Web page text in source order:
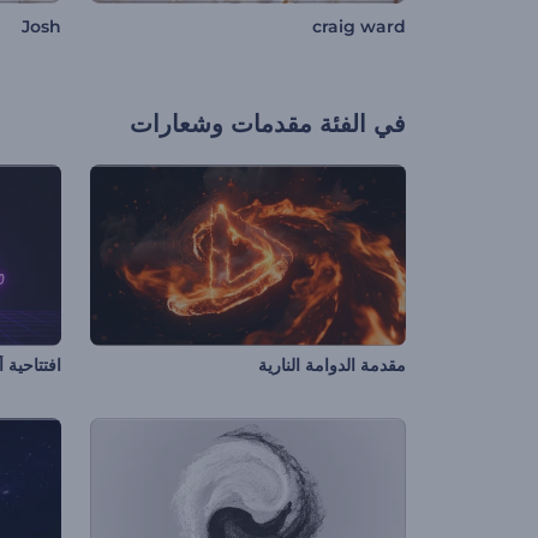
craig ward
Josh
في الفئة مقدمات وشعارات
مقدمة الدوامة النارية